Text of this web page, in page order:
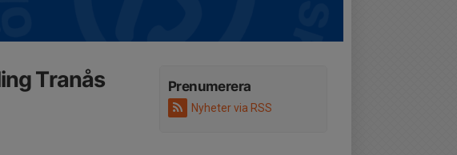
Prenumerera
Nyheter via RSS
Tranås